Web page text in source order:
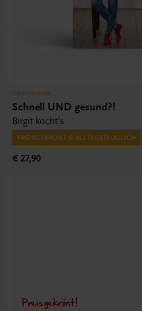
Gastronomie
Schnell UND gesund?!
Birgit kocht’s
PREISGEKRÖNT & ALLTAGSTAUGLICH
€ 27,90
Preisgekrönt!